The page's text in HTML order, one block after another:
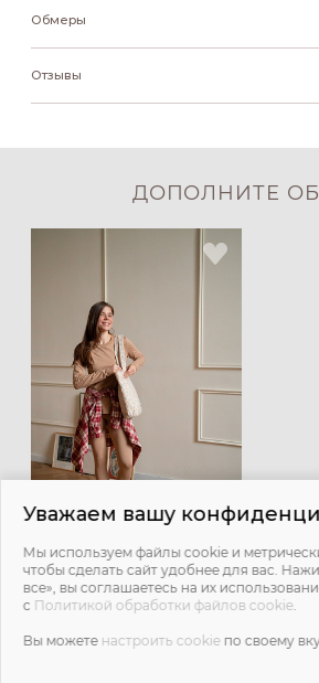
Обмеры
Отзывы
ДОПОЛНИТЕ
Легинсы с мягким поясом -
мускат
2 900 ₽
Уважаем вашу
Мы используем файлы cookie и
чтобы сделать сайт удобнее для вас.
все», вы соглашаетесь на их
с Политикой обработки файлов cookie.
Вы можете настроить cookie по своему